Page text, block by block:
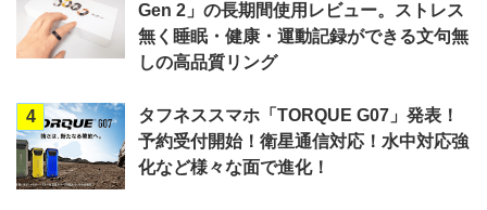
Gen 2」の長期間使用レビュー。ストレス
無く睡眠・健康・運動記録ができる文句無
しの高品質リング
4
タフネススマホ「TORQUE G07」発表！
予約受付開始！衛星通信対応！水中対応強
化など様々な面で進化！